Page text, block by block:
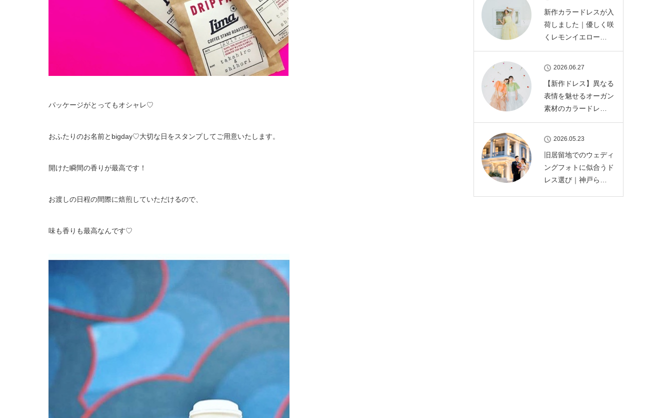
パッケージがとってもオシャレ♡
おふたりのお名前とbigday♡大切な日をスタンプしてご用意いたします。
開けた瞬間の香りが最高です！
お渡しの日程の間際に焙煎していただけるので、
味も香りも最高なんです♡
新作カラードレスが入
荷しました｜優しく咲
くレモンイエロー…
2026.06.27
【新作ドレス】異なる
表情を魅せるオーガン
素材のカラードレ…
2026.05.23
旧居留地でのウェディ
ングフォトに似合うド
レス選び｜神戸ら…